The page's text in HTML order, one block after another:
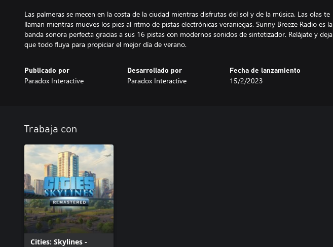
Las palmeras se mecen en la costa de la ciudad mientras disfrutas del sol y de la música. Las olas te
llaman mientras mueves los pies al ritmo de pistas electrónicas veraniegas. Sunny Breeze Radio es la
banda sonora perfecta gracias a sus 16 pistas con modernos sonidos de sintetizador. Relájate y deja
que todo fluya para propiciar el mejor día de verano.
Publicado por
Paradox Interactive
Desarrollado por
Paradox Interactive
Fecha de lanzamiento
15/2/2023
Trabaja con
Cities: Skylines -